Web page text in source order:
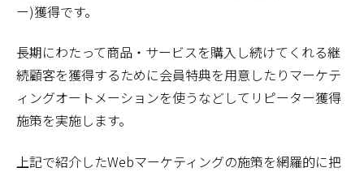
ー)獲得です。
長期にわたって商品・サービスを購入し続けてくれる継
続顧客を獲得するために会員特典を用意したりマーケテ
ィングオートメーションを使うなどしてリピーター獲得
施策を実施します。
上記で紹介したWebマーケティングの施策を網羅的に把